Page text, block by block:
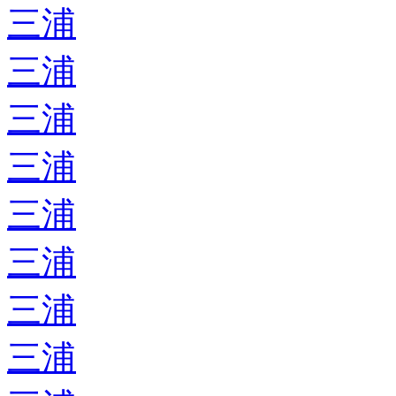
三浦
三浦
三浦
三浦
三浦
三浦
三浦
三浦